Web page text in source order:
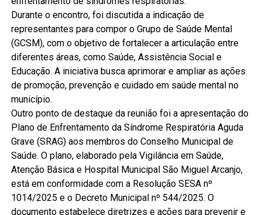
Durante o encontro, foi discutida a indicação de
representantes para compor o Grupo de Saúde Mental
(GCSM), com o objetivo de fortalecer a articulação entre
diferentes áreas, como Saúde, Assistência Social e
Educação. A iniciativa busca aprimorar e ampliar as ações
de promoção, prevenção e cuidado em saúde mental no
município.
Outro ponto de destaque da reunião foi a apresentação do
Plano de Enfrentamento da Síndrome Respiratória Aguda
Grave (SRAG) aos membros do Conselho Municipal de
Saúde. O plano, elaborado pela Vigilância em Saúde,
Atenção Básica e Hospital Municipal São Miguel Arcanjo,
está em conformidade com a Resolução SESA nº
1014/2025 e o Decreto Municipal nº 544/2025. O
documento estabelece diretrizes e ações para prevenir e